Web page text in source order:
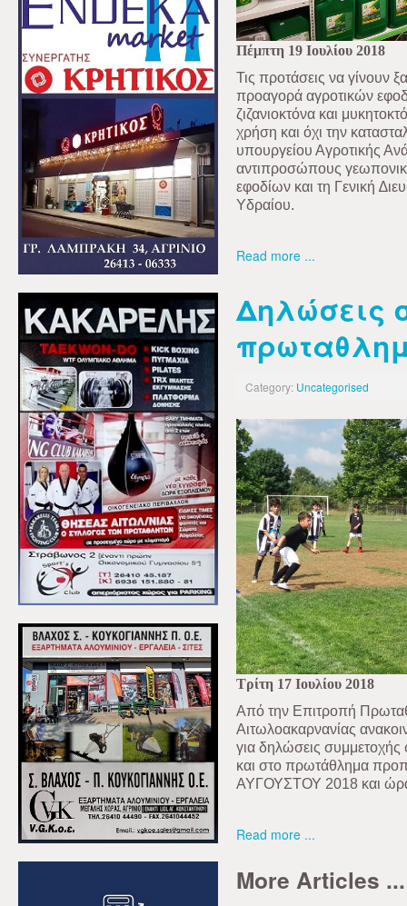
Πέμπτη 19 Ιουλίου 2018
Τις προτάσεις να γίνουν
προαγορά αγροτικών
ζιζανιοκτόνα και
χρήση και όχι την
υπουργείου Αγροτικής
αντιπροσώπους
εφοδίων και τη Γενική
Υδραίου.
Read more ...
Δηλώσεις
Category: Uncategorised
Τρίτη 17 Ιουλίου 2018
Από την Επιτροπή
Αιτωλοακαρνανίας
για δηλώσεις
και στο πρωτάθλημα
ΑΥΓΟΥΣΤΟΥ 2018 και
Read more ...
More Articles ...